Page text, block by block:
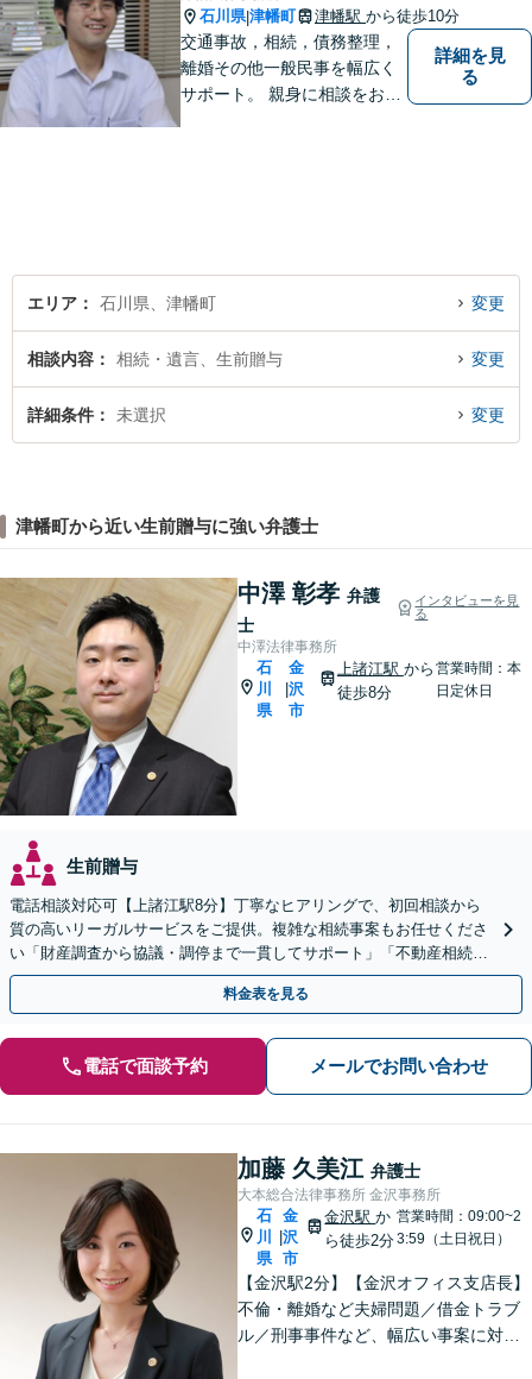
石川県|津幡町 津幡駅 から徒歩10分
交通事故，相続，債務整理，
離婚その他一般民事を幅広く
サポート。 親身に相談をお聞
詳細を見
る
エリア 石川県、津幡町 変更
相談内容 相続・遺言、生前贈与 変更
詳細条件 未選択 変更
津幡町から近い生前贈与に強い弁護士
中澤 彰孝 弁護
士
インタビューを見
る
中澤法律事務所
石
川
県
|
金
沢
市
上諸江駅 から
徒歩8分
営業時間：本
日定休日
生前贈与
電話相談対応可【上諸江駅8分】丁寧なヒアリングで、初回相談から
質の高いリーガルサービスをご提供。複雑な相続事案もお任せくださ
い「財産調査から協議・調停まで一貫してサポート」「不動産相続は
他士業と連携して対応」【完全個室】【休日・夜間相談可】
料金表を見る
電話で面談予約 メールでお問い合わせ
加藤 久美江 弁護士
大本総合法律事務所 金沢事務所
石
川
県
|
金
沢
市
金沢駅か
ら徒歩2分
営業時間：09:00~2
3:59（土日祝日）
【金沢駅2分】【金沢オフィス支店長】
不倫・離婚など夫婦問題／借金トラブ
ル／刑事事件など、幅広い事案に対応